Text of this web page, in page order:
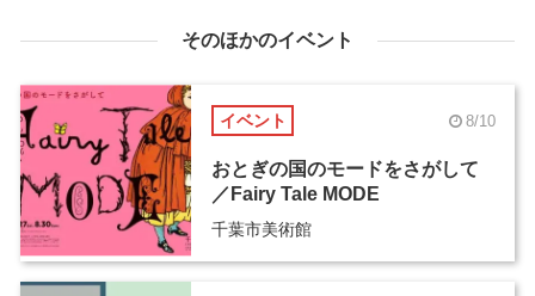
そのほかのイベント
イベント 8/10
おとぎの国のモードをさがして
／Fairy Tale MODE
千葉市美術館